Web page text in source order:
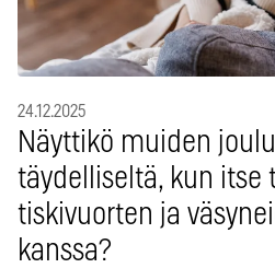
24.12.2025
Näyttikö muiden
täydelliseltä, kun itse
tiskivuorten ja
kanssa?